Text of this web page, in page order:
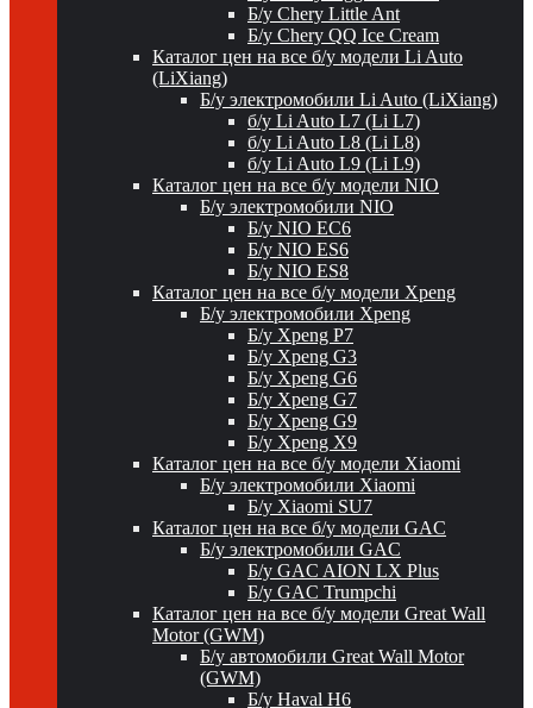
Б/у Chery Little Ant
Б/у Chery QQ Ice Cream
Каталог цен на все б/у модели Li Auto
(LiXiang)
Б/у электромобили Li Auto (LiXiang)
б/у Li Auto L7 (Li L7)
б/у Li Auto L8 (Li L8)
б/у Li Auto L9 (Li L9)
Каталог цен на все б/у модели NIO
Б/у электромобили NIO
Б/у NIO EC6
Б/у NIO ES6
Б/у NIO ES8
Каталог цен на все б/у модели Xpeng
Б/у электромобили Xpeng
Б/у Xpeng P7
Б/у Xpeng G3
Б/у Xpeng G6
Б/у Xpeng G7
Б/у Xpeng G9
Б/у Xpeng X9
Каталог цен на все б/у модели Xiaomi
Б/у электромобили Xiaomi
Б/у Xiaomi SU7
Каталог цен на все б/у модели GAC
Б/у электромобили GAC
Б/у GAC AION LX Plus
Б/у GAC Trumpchi
Каталог цен на все б/у модели Great Wall
Motor (GWM)
Б/у автомобили Great Wall Motor
(GWM)
Б/у Haval H6